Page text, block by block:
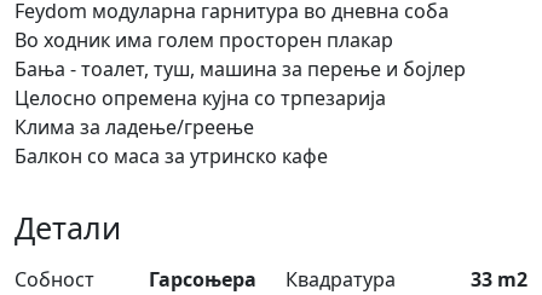
Feydom модуларна гарнитура во дневна соба
Во ходник има голем просторен плакар
Бања - тоалет, туш, машина за перење и бојлер
Целосно опремена кујна со трпезарија
Клима за ладење/греење
Балкон со маса за утринско кафе
Детали
Собност Гарсоњера Квадратура
33 m2